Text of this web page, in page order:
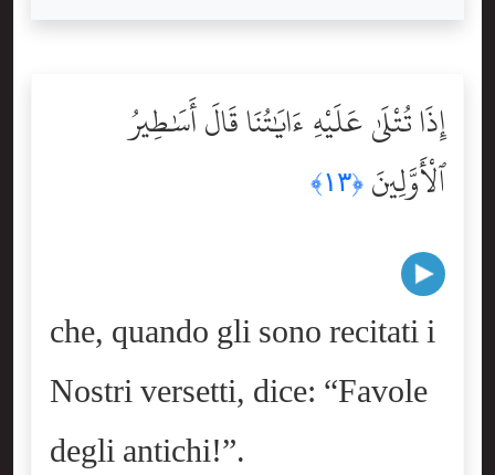
إِذَا تُتْلَىٰ عَلَيْهِ ءَايَٰتُنَا قَالَ أَسَٰطِيرُ
ٱلْأَوَّلِينَ ﴿١٣﴾
che, quando gli sono recitati i
Nostri versetti, dice: “Favole
degli antichi!”.